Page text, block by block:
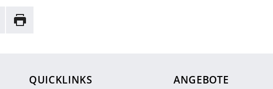
Drucken
QUICKLINKS ANGEBOTE